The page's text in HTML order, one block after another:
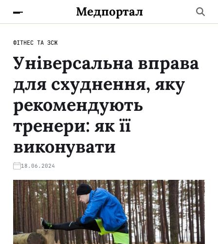
Медпортал
ФІТНЕС ТА ЗСЖ
Універсальна вправа
для схуднення, яку
рекомендують
тренери: як її
виконувати
18.06.2024